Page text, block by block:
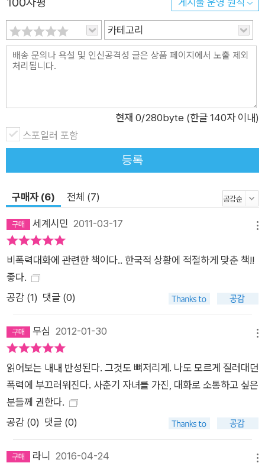
이 말은 엄마가 자신의 욕구를 의식하고 한 말일까요? 큰아들이
"우리 집은 정말 너무 재미없어요."라고 말하는 걸 듣는다면 당신
의 느낌과 욕구는 무엇일까요? "정직하게 말해라.", 혹은 "이번 주
말에 가족여행을 가려고 하는데, 네 생각은 어때?"라는 말은 명확
제를 제시하고, 그에 대한 아이들의 대답을 참고할 수 있어, 비폭
력대화 워크북으로도 활용할 수 있습니다. 사춘기 아이들의 특성
파악은 덤으로 '수상돌기와 시냅스 연결의 과잉생산', '사춘기의
신경전달물질', '사춘기 아들들의 호르몬, 테스토스테론', '사춘기
이해하기> 코너에서 덤으로 얻을 수 있습니다.
카테고리
현재 0/280byte (한글 140자 이내)
스포일러 포함
등록
구매자 (6) 전체 (7)
세계시민 2011-03-17
비폭력대화에 관련한 책이다.. 한국적 상황에 적절하게 맞춘 책!!
좋다.
공감 (1) 댓글 (0)
무심 2012-01-30
읽어보는 내내 반성된다. 그것도 뼈저리게. 나도 모르게 질러대던
폭력에 부끄러워진다. 사춘기 자녀를 가진, 대화로 소통하고 싶은
분들께 권한다.
공감 (0) 댓글 (0)
라니 2016-04-24